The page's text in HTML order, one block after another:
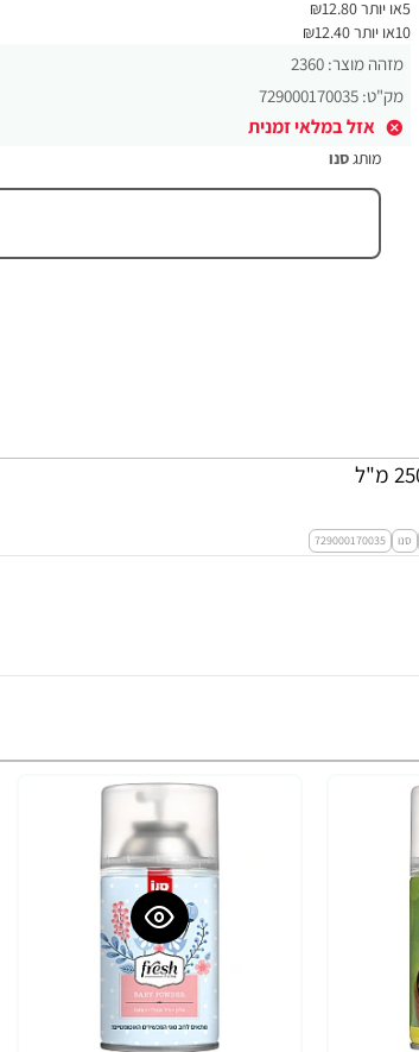
מזהה מוצר: 2360
מק"ט: 729000170035
אזל במלאי זמנית
5או יותר ₪12.80
10או יותר ₪12.40
מותגסנו
סנו 729000170035